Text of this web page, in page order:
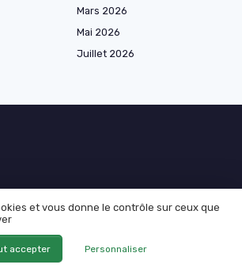
Mars 2026
Mai 2026
Juillet 2026
domicile
et vous donne le contrôle sur ceux que
accepter Personnaliser